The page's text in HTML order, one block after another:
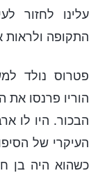
עלינו לחזור
התקופה ולראות
פטרוס נולד
הוריו פרנסו
הבכור. היו לו
העיקרי של
כשהוא היה בן